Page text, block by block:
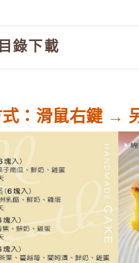
錄下載
：滑鼠右鍵 →